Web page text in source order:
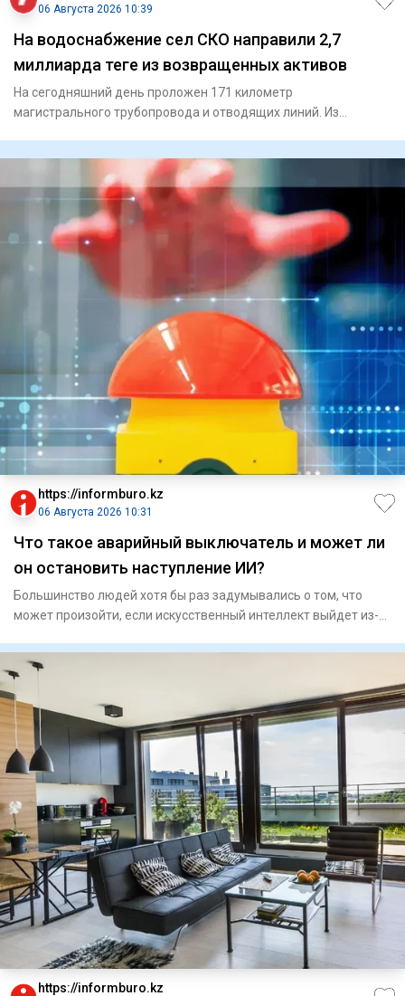
06 Августа 2026 10:39
На водоснабжение сел СКО направили 2,7
миллиарда теңге из возвращенных активов
На сегодняшний день проложен 171 километр
магистрального трубопровода и отводящих линий. Из
https://informburo.kz
06 Августа 2026 10:31
Что такое аварийный выключатель и может ли
он остановить наступление ИИ?
Большинство людей хотя бы раз задумывались о том, что
может произойти, если искусственный интеллект выйдет из-
https://informburo.kz